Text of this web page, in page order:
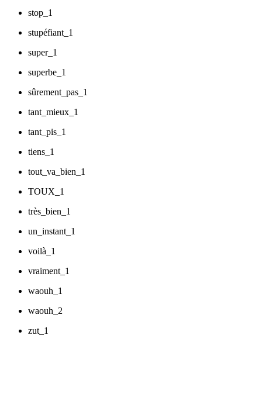
stop_1
stupéfiant_1
super_1
superbe_1
sûrement_pas_1
tant_mieux_1
tant_pis_1
tiens_1
tout_va_bien_1
TOUX_1
très_bien_1
un_instant_1
voilà_1
vraiment_1
waouh_1
waouh_2
zut_1